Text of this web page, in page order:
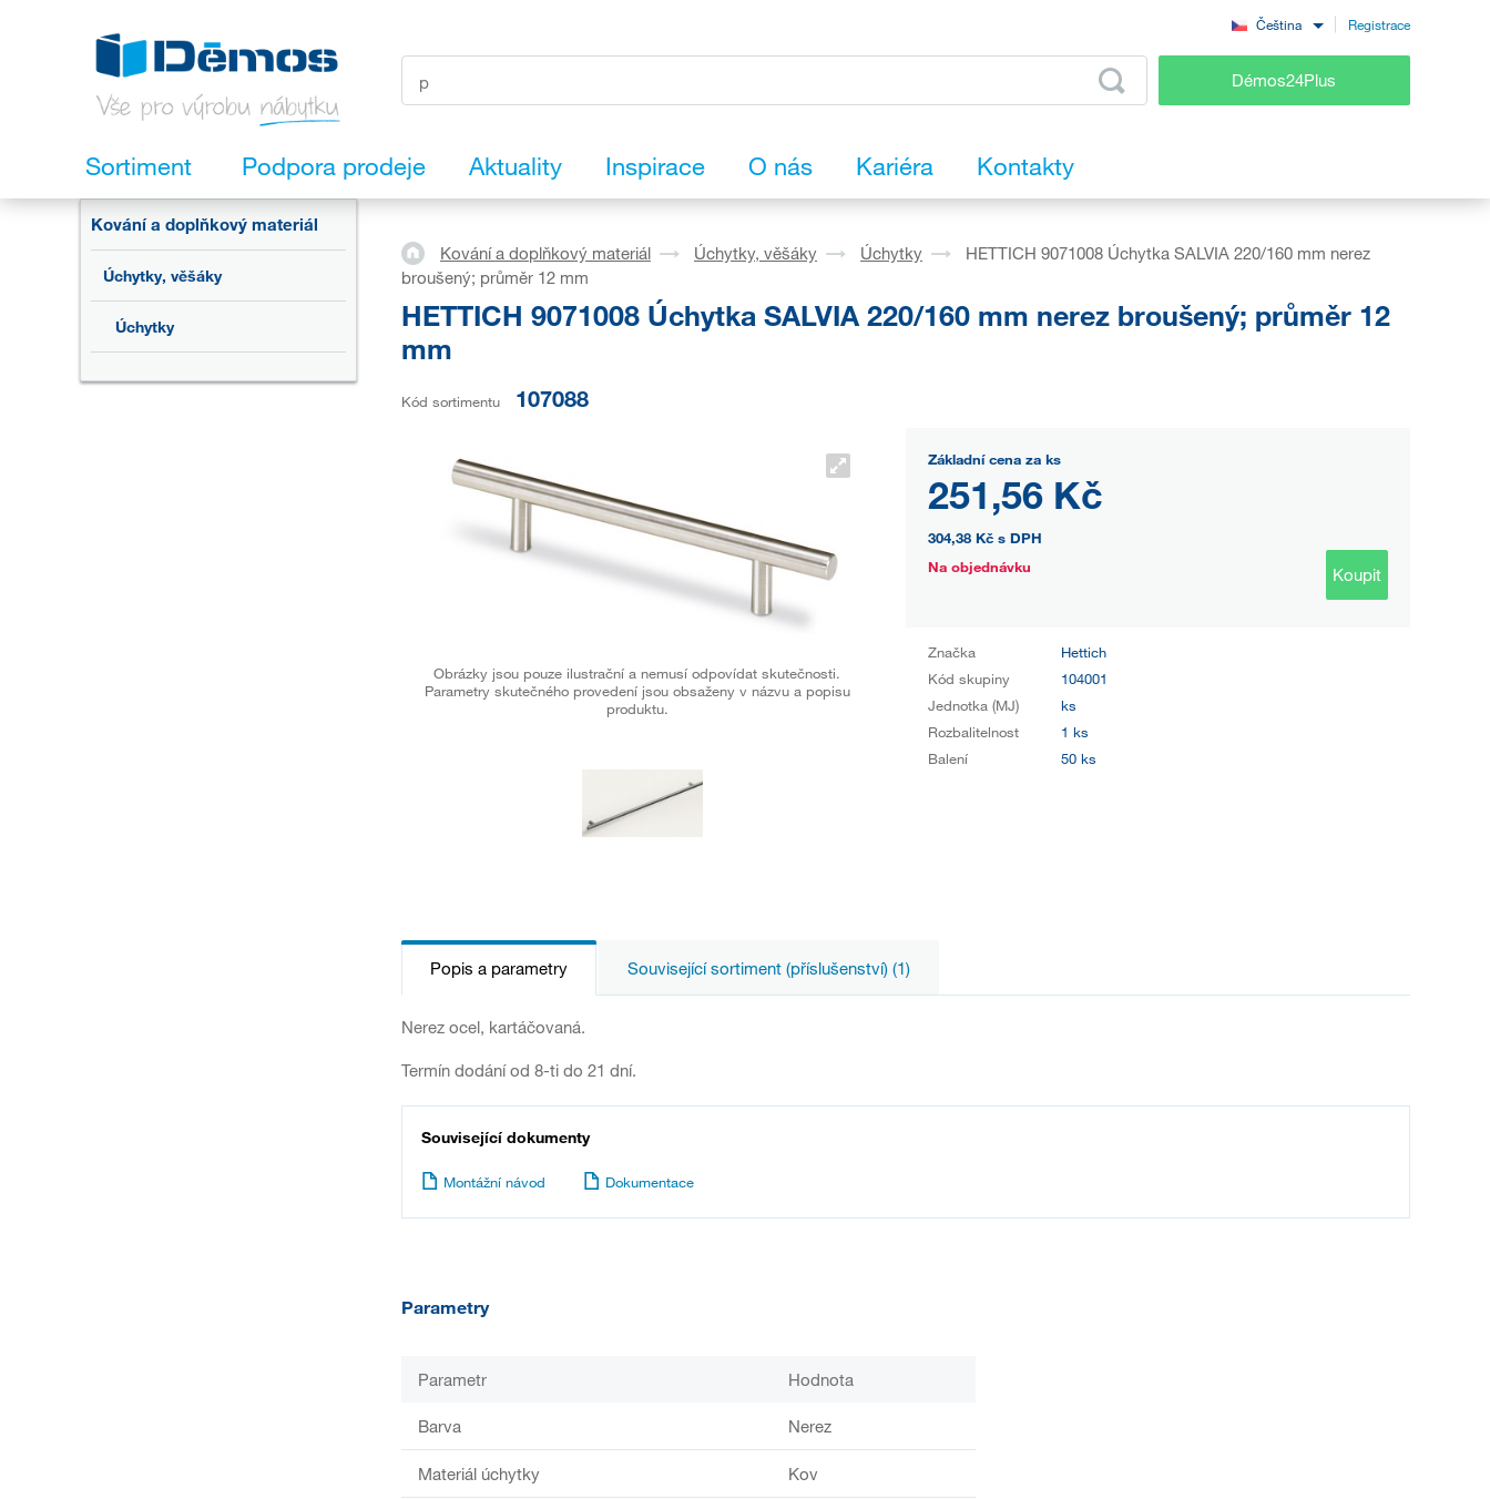
Čeština Registrace
Démos24Plus
Sortiment Podpora prodeje Aktuality Inspirace O nás Kariéra Kontakty
Kování a doplňkový materiál
Úchytky, věšáky
Úchytky
Kování a doplňkový materiál Úchytky, věšáky Úchytky
HETTICH 9071008 Úchytka SALVIA 220/160 mm nerez
broušený; průměr 12 mm
HETTICH 9071008 Úchytka SALVIA 220/160 mm nerez broušený; průměr 12
mm
Kód sortimentu 107088
Obrázky jsou pouze ilustrační a nemusí odpovídat skutečnosti.
Parametry skutečného provedení jsou obsaženy v názvu a popisu
produktu.
Základní cena za ks
251,56 Kč
304,38 Kč s DPH
Na objednávku
Koupit
Značka
Hettich
Kód skupiny
104001
Jednotka (MJ)
ks
Rozbalitelnost
1 ks
Balení
50 ks
Popis a parametry Související sortiment (příslušenství) (1)
Nerez ocel, kartáčovaná.
Termín dodání od 8-ti do 21 dní.
Související dokumenty
Montážní návod Dokumentace
Parametry
Parametr Hodnota
Barva Nerez
Materiál úchytky Kov